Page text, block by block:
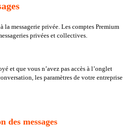
la messagerie privée. Les comptes Premium
privées et collectives.
et que vous n’avez pas accès à l’onglet
les paramètres de votre entreprise
des messages